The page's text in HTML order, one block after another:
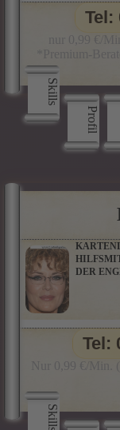
Skills
Profil
Tel:
DER
Skills
Tel: